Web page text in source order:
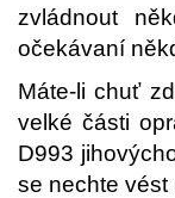
zvládnout
očekávaní
Máte-li chuť
velké části
D993
se nechte vést